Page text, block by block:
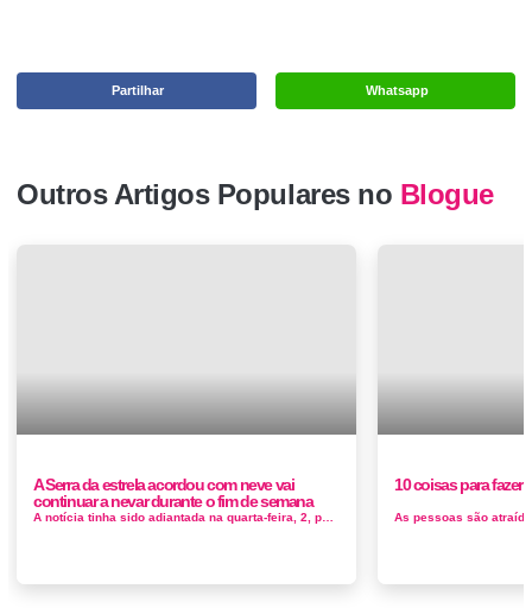
Whatsapp
Partilhar
Outros Artigos Populares no Blogue
A Serra da estrela acordou com neve vai
continuar a nevar durante o fim de semana
10 coisas para fazer